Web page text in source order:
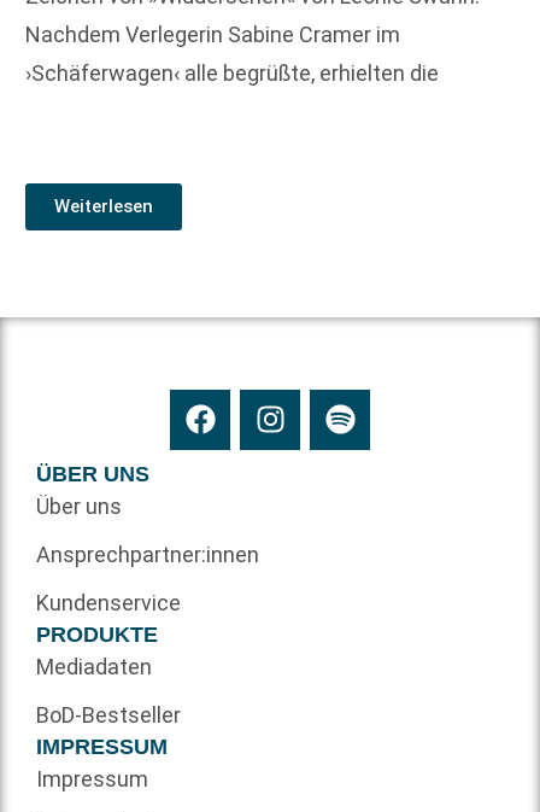
Nachdem Verlegerin Sabine Cramer im
›Schäferwagen‹ alle begrüßte, erhielten die
Weiterlesen
ÜBER UNS
Über uns
Ansprechpartner:innen
Kundenservice
PRODUKTE
Mediadaten
BoD-Bestseller
IMPRESSUM
Impressum